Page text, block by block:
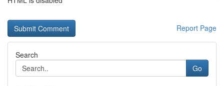
Report Page
Search
Go